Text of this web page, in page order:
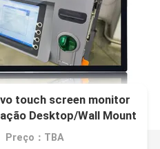
touch screen monitor
Desktop/Wall Mount
Preço：TBA